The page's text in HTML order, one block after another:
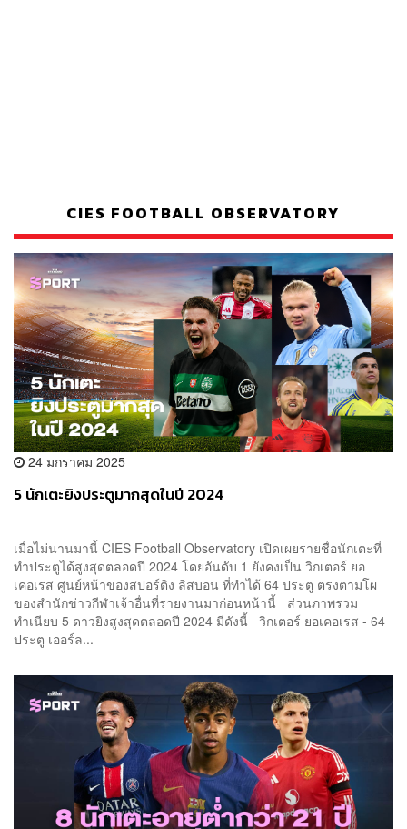
CIES FOOTBALL OBSERVATORY
24 มกราคม 2025
5 นักเตะยิงประตูมากสุดในปี 2024
เมื่อไม่นานมานี้ CIES Football Observatory เปิดเผยรายชื่อนักเตะที่
ทำประตูได้สูงสุดตลอดปี 2024 โดยอันดับ 1 ยังคงเป็น วิกเตอร์ ยอ
เคอเรส ศูนย์หน้าของสปอร์ติง ลิสบอน ที่ทำได้ 64 ประตู ตรงตามโผ
ของสำนักข่าวกีฬาเจ้าอื่นที่รายงานมาก่อนหน้านี้ ส่วนภาพรวม
ทำเนียบ 5 ดาวยิงสูงสุดตลอดปี 2024 มีดังนี้ วิกเตอร์ ยอเคอเรส - 64
ประตู เออร์ล...